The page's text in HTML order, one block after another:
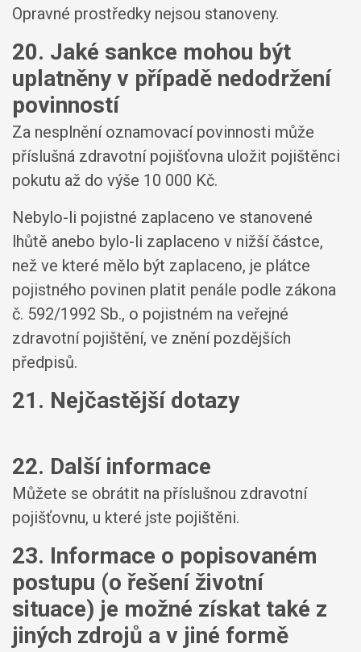
Opravné prostředky nejsou stanoveny.
20. Jaké sankce mohou být
uplatněny v případě nedodržení
povinností
Za nesplnění oznamovací povinnosti může
příslušná zdravotní pojišťovna uložit pojištěnci
pokutu až do výše 10 000 Kč.
Nebylo-li pojistné zaplaceno ve stanovené
lhůtě anebo bylo-li zaplaceno v nižší částce,
než ve které mělo být zaplaceno, je plátce
pojistného povinen platit penále podle zákona
č. 592/1992 Sb., o pojistném na veřejné
zdravotní pojištění, ve znění pozdějších
předpisů.
21. Nejčastější dotazy
22. Další informace
Můžete se obrátit na příslušnou zdravotní
pojišťovnu, u které jste pojištěni.
23. Informace o popisovaném
postupu (o řešení životní
situace) je možné získat také z
jiných zdrojů a v jiné formě